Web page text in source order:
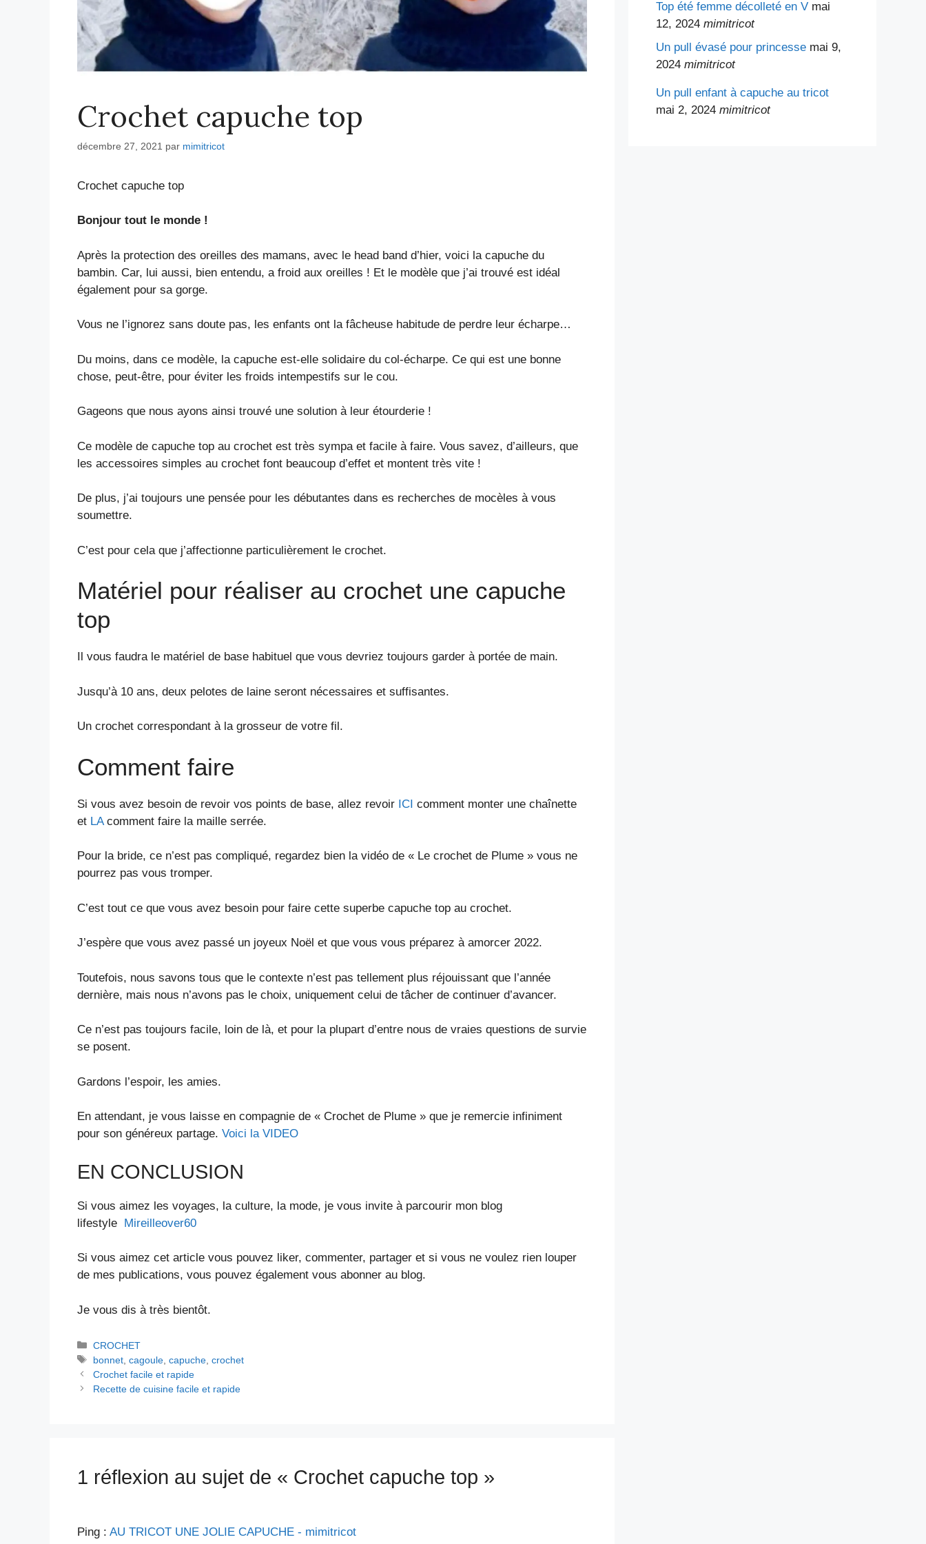
Crochet capuche top
décembre 27, 2021 par mimitricot
Crochet capuche top
Bonjour tout le monde !
Après la protection des oreilles des mamans, avec le head band d’hier, voici la capuche du
bambin. Car, lui aussi, bien entendu, a froid aux oreilles ! Et le modèle que j’ai trouvé est idéal
également pour sa gorge.
Vous ne l’ignorez sans doute pas, les enfants ont la fâcheuse habitude de perdre leur écharpe…
Du moins, dans ce modèle, la capuche est-elle solidaire du col-écharpe. Ce qui est une bonne
chose, peut-être, pour éviter les froids intempestifs sur le cou.
Gageons que nous ayons ainsi trouvé une solution à leur étourderie !
Ce modèle de capuche top au crochet est très sympa et facile à faire. Vous savez, d’ailleurs, que
les accessoires simples au crochet font beaucoup d’effet et montent très vite !
De plus, j’ai toujours une pensée pour les débutantes dans es recherches de mocèles à vous
soumettre.
C’est pour cela que j’affectionne particulièrement le crochet.
Matériel pour réaliser au crochet une capuche
top
Il vous faudra le matériel de base habituel que vous devriez toujours garder à portée de main.
Jusqu’à 10 ans, deux pelotes de laine seront nécessaires et suffisantes.
Un crochet correspondant à la grosseur de votre fil.
Comment faire
Si vous avez besoin de revoir vos points de base, allez revoir ICI comment monter une chaînette
et LAcomment faire la maille serrée.
Pour la bride, ce n’est pas compliqué, regardez bien la vidéo de « Le crochet de Plume » vous ne
pourrez pas vous tromper.
C’est tout ce que vous avez besoin pour faire cette superbe capuche top au crochet.
J’espère que vous avez passé un joyeux Noël et que vous vous préparez à amorcer 2022.
Toutefois, nous savons tous que le contexte n’est pas tellement plus réjouissant que l’année
dernière, mais nous n’avons pas le choix, uniquement celui de tâcher de continuer d’avancer.
Ce n’est pas toujours facile, loin de là, et pour la plupart d’entre nous de vraies questions de survie
se posent.
Gardons l’espoir, les amies.
En attendant, je vous laisse en compagnie de « Crochet de Plume » que je remercie infiniment
pour son généreux partage. Voici la VIDEO
EN CONCLUSION
Si vous aimez les voyages, la culture, la mode, je vous invite à parcourir mon blog
lifestyle Mireilleover60
Si vous aimez cet article vous pouvez liker, commenter, partager et si vous ne voulez rien louper
de mes publications, vous pouvez également vous abonner au blog.
Je vous dis à très bientôt.
Catégories
CROCHET
Étiquettes
bonnet ,cagoule ,capuche ,crochet
Crochet facile et rapide
Recette de cuisine facile et rapide
1 réflexion au sujet de « Crochet capuche top »
Ping : AU TRICOT UNE JOLIE CAPUCHE - mimitricot
Top été femme décolleté en V mai
12, 2024 mimitricot
Un pull évasé pour princesse mai 9,
2024 mimitricot
Un pull enfant à capuche au tricot
mai 2, 2024 mimitricot